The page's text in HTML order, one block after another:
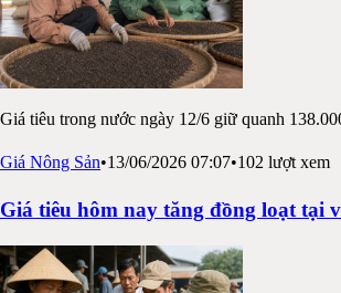
Giá tiêu trong nước ngày 12/6 giữ quanh
Giá Nông Sản•13/06/2026 07:07•102 lượt xem
Giá tiêu hôm nay tăng đồng loạt tại